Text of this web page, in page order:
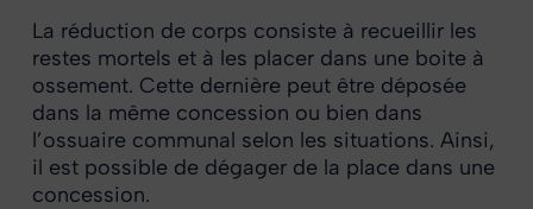
La réduction de corps consiste à recueillir les
restes mortels et à les placer dans une boite à
ossement. Cette dernière peut être déposée
dans la même concession ou bien dans
l’ossuaire communal selon les situations. Ainsi,
il est possible de dégager de la place dans une
concession.